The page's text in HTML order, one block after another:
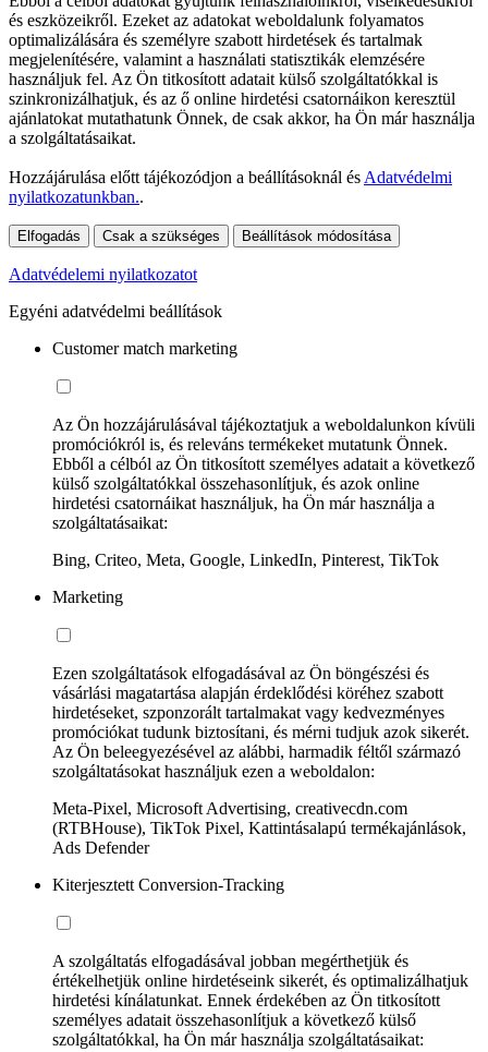
és eszközeikről. Ezeket az adatokat weboldalunk folyamatos
optimalizálására és személyre szabott hirdetések és tartalmak
megjelenítésére, valamint a használati statisztikák elemzésére
használjuk fel. Az Ön titkosított adatait külső szolgáltatókkal is
szinkronizálhatjuk, és az ő online hirdetési csatornáikon keresztül
ajánlatokat mutathatunk Önnek, de csak akkor, ha Ön már használja
a szolgáltatásaikat.
Hozzájárulása előtt tájékozódjon a beállításoknál és Adatvédelmi
nyilatkozatunkban..
Elfogadás Csak a szükséges Beállítások módosítása
Adatvédelemi nyilatkozatot
Egyéni adatvédelmi beállítások
Customer match marketing
Az Ön hozzájárulásával tájékoztatjuk a weboldalunkon kívüli
promóciókról is, és releváns termékeket mutatunk Önnek.
Ebből a célból az Ön titkosított személyes adatait a következő
külső szolgáltatókkal összehasonlítjuk, és azok online
hirdetési csatornáikat használjuk, ha Ön már használja a
szolgáltatásaikat:
Bing, Criteo, Meta, Google, LinkedIn, Pinterest, TikTok
Marketing
Ezen szolgáltatások elfogadásával az Ön böngészési és
vásárlási magatartása alapján érdeklődési köréhez szabott
hirdetéseket, szponzorált tartalmakat vagy kedvezményes
promóciókat tudunk biztosítani, és mérni tudjuk azok sikerét.
Az Ön beleegyezésével az alábbi, harmadik féltől származó
szolgáltatásokat használjuk ezen a weboldalon:
Meta-Pixel, Microsoft Advertising, creativecdn.com
(RTBHouse), TikTok Pixel, Kattintásalapú termékajánlások,
Ads Defender
Kiterjesztett Conversion-Tracking
A szolgáltatás elfogadásával jobban megérthetjük és
értékelhetjük online hirdetéseink sikerét, és optimalizálhatjuk
hirdetési kínálatunkat. Ennek érdekében az Ön titkosított
személyes adatait összehasonlítjuk a következő külső
szolgáltatókkal, ha Ön már használja szolgáltatásaikat: